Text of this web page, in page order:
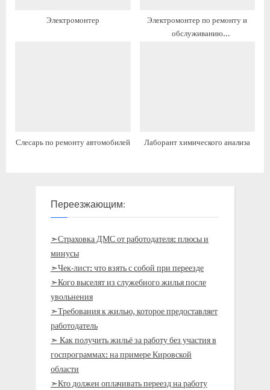
Электромонтер
Электромонтер по ремонту и
обслуживанию
Слесарь по ремонту автомобилей Лаборант химического анализа
Переезжающим:
➣Страховка ДМС от работодателя: плюсы и
минусы
➣Чек-лист: что взять с собой при переезде
➣Кого выселят из служебного жилья после
увольнения
➣Требования к жилью, которое предоставляет
работодатель
➣ Как получить жильё за работу без участия в
госпрограммах: на примере Кировской
области
➣Кто должен оплачивать переезд на работу